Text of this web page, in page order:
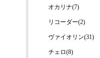
オカリナ(7)
リコーダー(2)
ヴァイオリン(31)
チェロ(8)